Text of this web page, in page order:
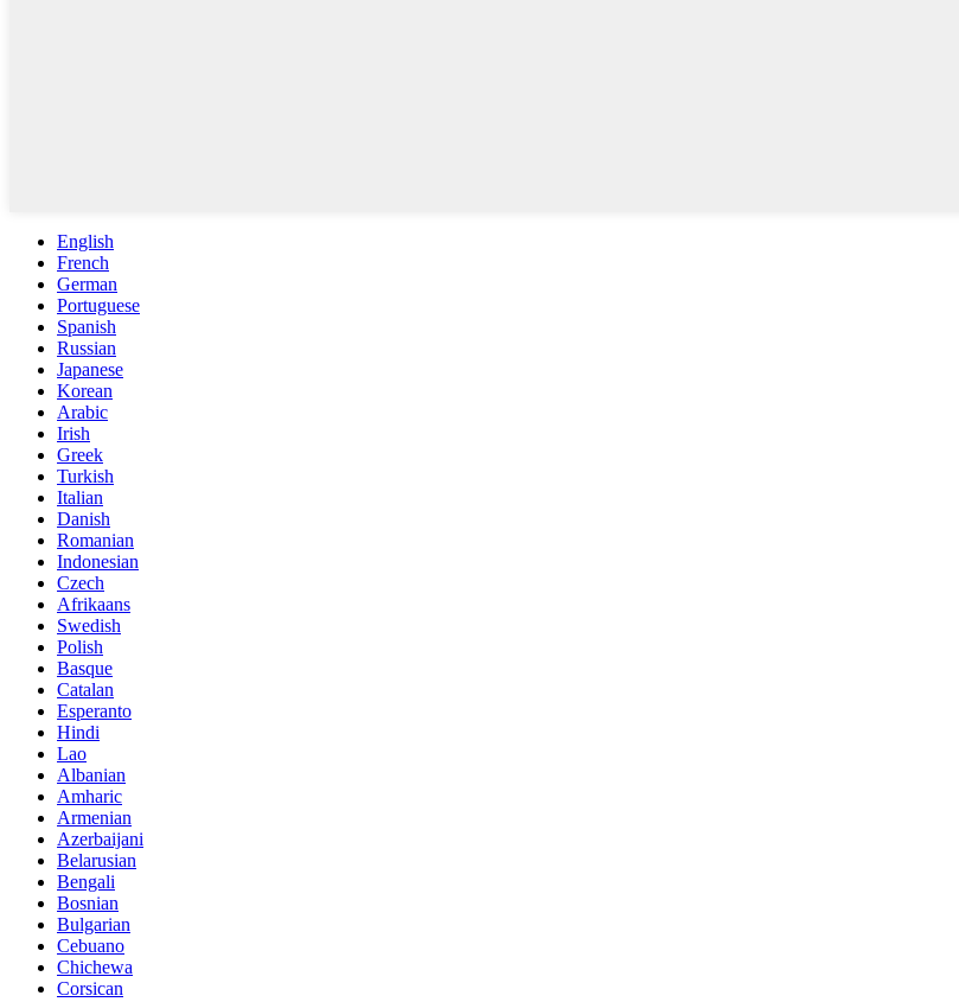
English
French
German
Portuguese
Spanish
Russian
Japanese
Korean
Arabic
Irish
Greek
Turkish
Italian
Danish
Romanian
Indonesian
Czech
Afrikaans
Swedish
Polish
Basque
Catalan
Esperanto
Hindi
Lao
Albanian
Amharic
Armenian
Azerbaijani
Belarusian
Bengali
Bosnian
Bulgarian
Cebuano
Chichewa
Corsican